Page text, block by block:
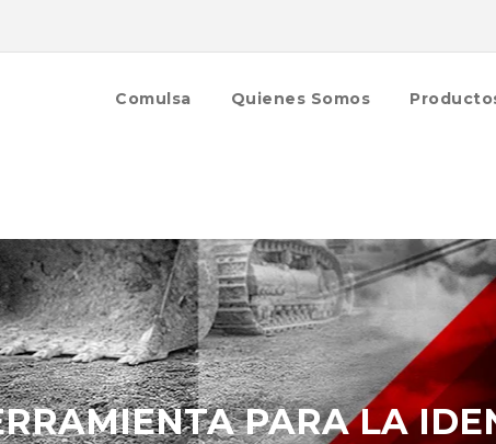
Comulsa Quienes Somos
PARA LA